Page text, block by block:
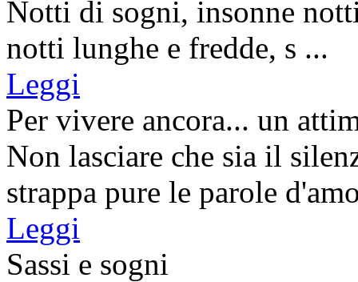
Notti di sogni, insonne
notti lunghe e fredde, s ...
Leggi
Per vivere ancora... un
Non lasciare che sia il
strappa pure le parole
Leggi
Sassi e sogni